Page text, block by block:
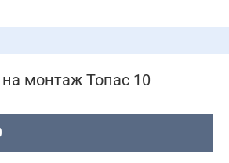
монтаж Топас 10